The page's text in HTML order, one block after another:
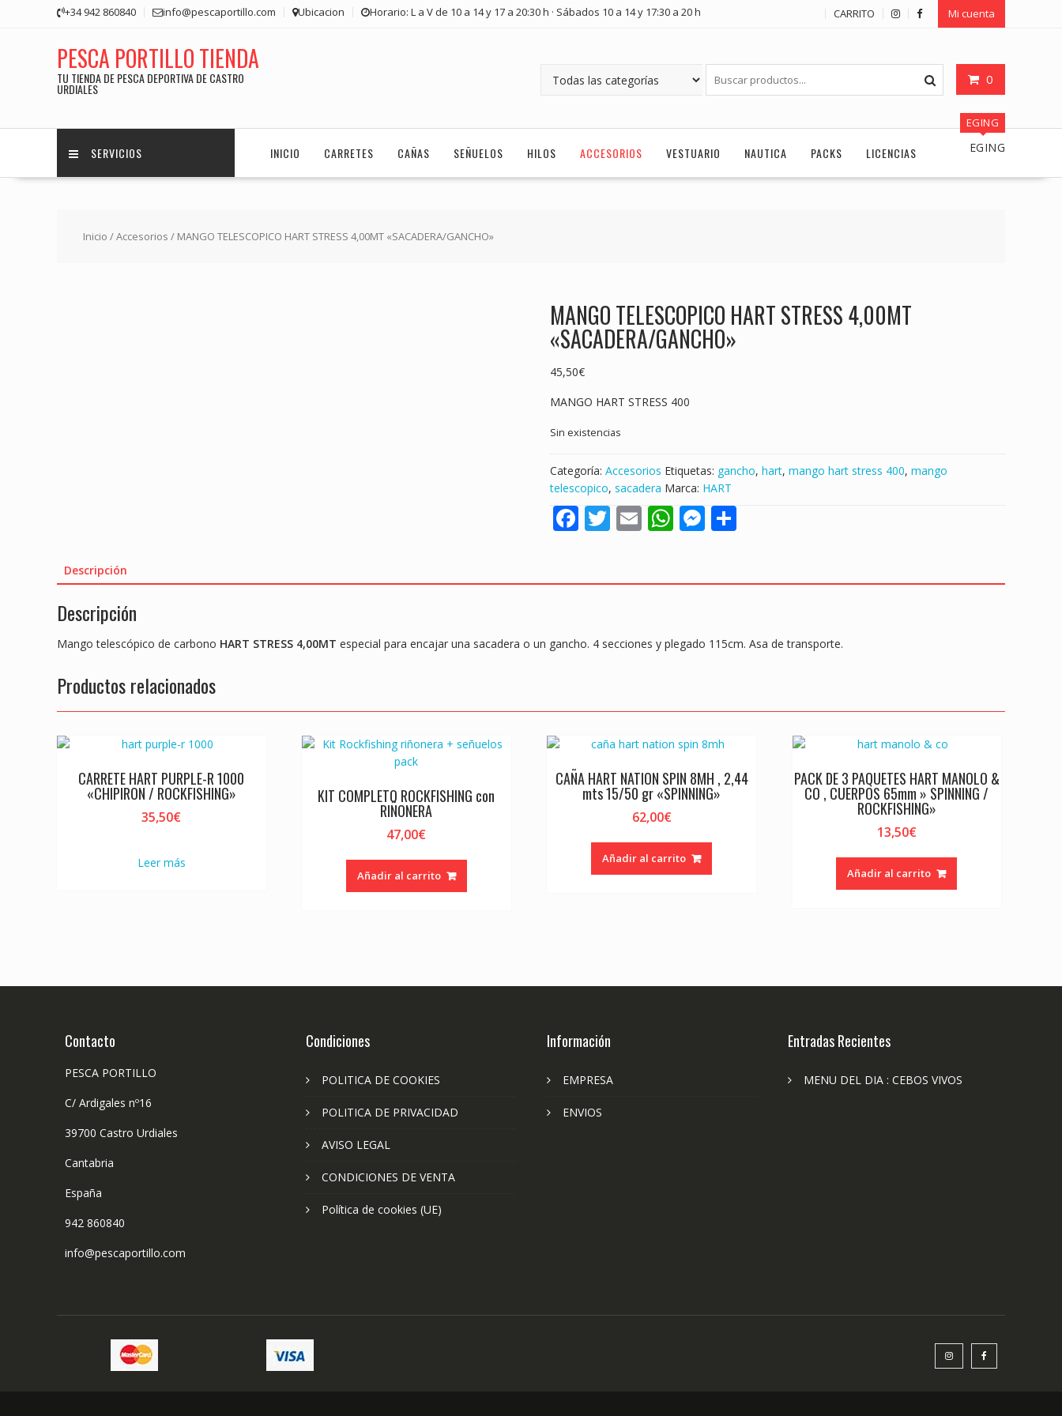
+34 942 860840 info@pescaportillo.com Ubicacion Horario: L a V de 10 a 14 y 17 a 20:30 h · Sábados 10 a 14 y 17:30 a 20 h CARRITO Mi cuenta
PESCA PORTILLO TIENDA
TU TIENDA DE PESCA DEPORTIVA DE CASTRO
URDIALES
0
SERVICIOS INICIO CARRETES CAÑAS SEÑUELOS HILOS ACCESORIOS VESTUARIO NAUTICA PACKS LICENCIAS
EGING
EGING
Inicio /Accesorios / MANGO TELESCOPICO HART STRESS 4,00MT «SACADERA/GANCHO»
MANGO TELESCOPICO HART STRESS 4,00MT
«SACADERA/GANCHO»
45,50€
MANGO HART STRESS 400
Sin existencias
Categoría: Accesorios Etiquetas: gancho, hart, mango hart stress 400, mango
telescopico, sacadera Marca: HART
F
b
o
T
er
E
l
W
s
p
M
e
g
e
Descripción
Descripción
Mango telescópico de carbono HART STRESS 4,00MT especial para encajar una sacadera o un gancho. 4 secciones y plegado 115cm. Asa de transporte.
Productos relacionados
CARRETE HART PURPLE-R 1000
«CHIPIRON / ROCKFISHING»
35,50€
Leer más
KIT COMPLETO ROCKFISHING con
RIÑONERA
47,00€
Añadir al carrito
CAÑA HART NATION SPIN 8MH , 2,44
mts 15/50 gr «SPINNING»
62,00€
Añadir al carrito
PACK DE 3 PAQUETES HART MANOLO &
CO , CUERPOS 65mm » SPINNING /
ROCKFISHING»
13,50€
Añadir al carrito
Contacto
PESCA PORTILLO
C/ Ardigales nº16
39700 Castro Urdiales
Cantabria
España
942 860840
info@pescaportillo.com
Condiciones
POLITICA DE COOKIES
POLITICA DE PRIVACIDAD
AVISO LEGAL
CONDICIONES DE VENTA
Política de cookies (UE)
Información
EMPRESA
ENVIOS
Entradas Recientes
MENU DEL DIA : CEBOS VIVOS